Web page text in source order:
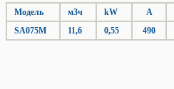
Модель м3ч kW A
SA075M
11,6 0,55 490